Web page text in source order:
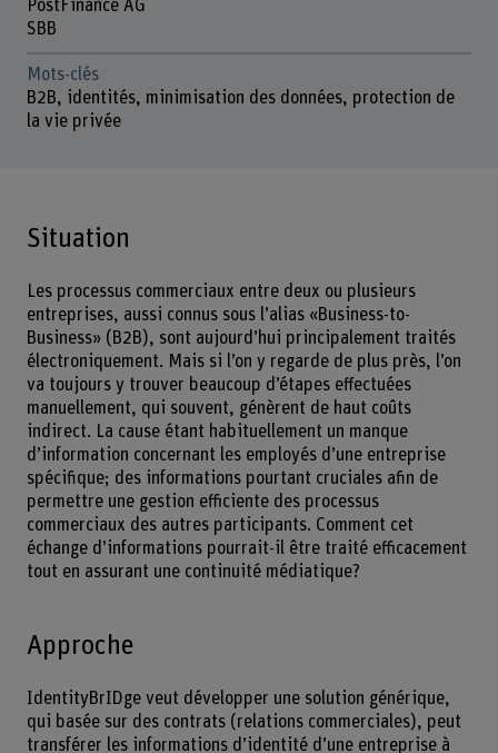
PostFinance AG
SBB
Mots-clés
B2B, identités, minimisation des données, protection de
la vie privée
Situation
Les processus commerciaux entre deux ou plusieurs
entreprises, aussi connus sous l’alias «Business-to-
Business» (B2B), sont aujourd’hui principalement traités
électroniquement. Mais si l’on y regarde de plus près, l’on
va toujours y trouver beaucoup d’étapes effectuées
manuellement, qui souvent, génèrent de haut coûts
indirect. La cause étant habituellement un manque
d’information concernant les employés d’une entreprise
spécifique; des informations pourtant cruciales afin de
permettre une gestion efficiente des processus
commerciaux des autres participants. Comment cet
échange d’informations pourrait-il être traité efficacement
tout en assurant une continuité médiatique?
Approche
IdentityBrIDge veut développer une solution générique,
qui basée sur des contrats (relations commerciales), peut
transférer les informations d’identité d’une entreprise à